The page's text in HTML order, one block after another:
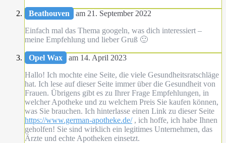
Beathouven
am 21. September 2022
Einfach mal das Thema googeln, was dich interessiert –
meine Empfehlung und lieber Gruß 🙂
Opel Wax
am 14. April 2023
Hallo! Ich mochte eine Seite, die viele Gesundheitsratschläge
hat. Ich lese auf dieser Seite immer über die Gesundheit von
Frauen. Übrigens gibt es zu Ihrer Frage Empfehlungen, in
welcher Apotheke und zu welchem Preis Sie kaufen können,
was Sie brauchen. Ich hinterlasse einen Link zu dieser Seite
https://www.german-apotheke.de/, ich hoffe, ich habe Ihnen
geholfen! Sie sind wirklich ein legitimes Unternehmen, das
Ärzte und echte Apotheken einsetzt.